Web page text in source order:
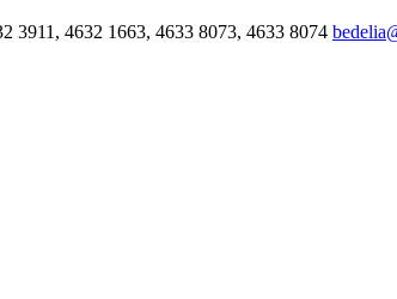
3911, 4632 1663, 4633 8073, 4633 8074